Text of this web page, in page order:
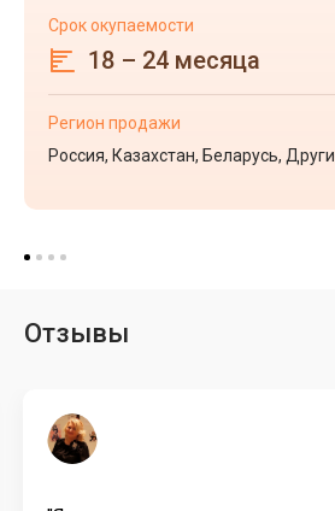
Срок окупаемости
18 – 24 месяца
Регион продажи
Россия, Казахстан, Беларусь,
Отзывы